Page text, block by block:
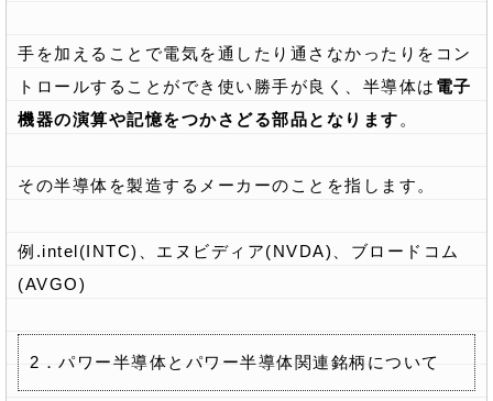
手を加えることで電気を通したり通さなかったりをコン
トロールすることができ使い勝手が良く、半導体は 電子
機器の演算や記憶をつかさどる部品となります 。
その半導体を製造するメーカーのことを指します。
例.intel(INTC)、エヌビディア(NVDA)、ブロードコム
(AVGO)
2．パワー半導体とパワー半導体関連銘柄について